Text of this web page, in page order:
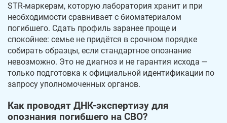
STR-маркерам, которую лаборатория хранит и при
необходимости сравнивает с биоматериалом
погибшего. Сдать профиль заранее проще и
спокойнее: семье не придётся в срочном порядке
собирать образцы, если стандартное опознание
невозможно. Это не диагноз и не гарантия исхода —
только подготовка к официальной идентификации по
запросу уполномоченных органов.
Как проводят ДНК-экспертизу для
опознания погибшего на СВО?